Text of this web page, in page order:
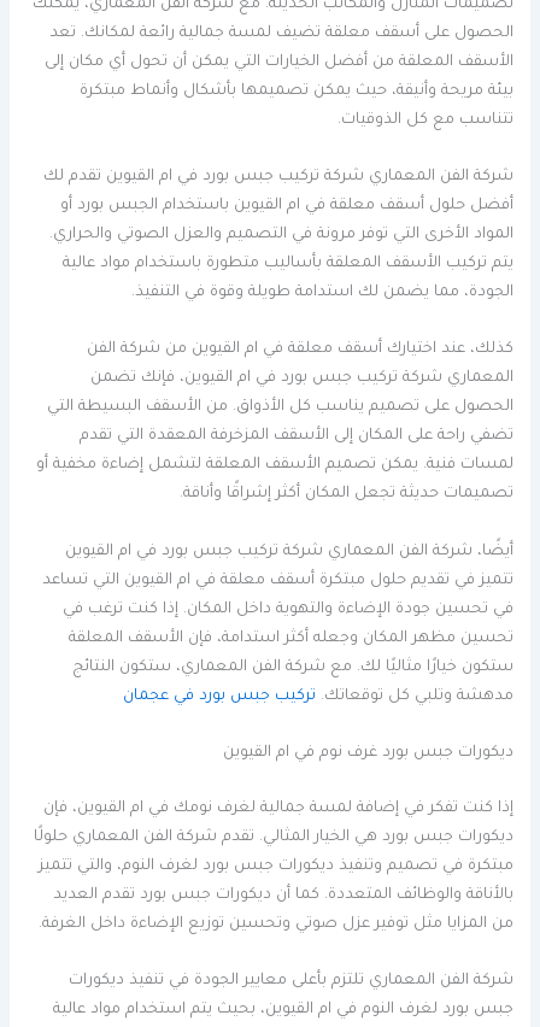
تصميمات المنازل والمكاتب الحديثة. مع شركة الفن المعماري، يمكنك
الحصول على أسقف معلقة تضيف لمسة جمالية رائعة لمكانك. تعد
الأسقف المعلقة من أفضل الخيارات التي يمكن أن تحول أي مكان إلى
بيئة مريحة وأنيقة، حيث يمكن تصميمها بأشكال وأنماط مبتكرة
تتناسب مع كل الذوقيات.
شركة الفن المعماري شركة تركيب جبس بورد في ام القيوين تقدم لك
أفضل حلول أسقف معلقة في ام القيوين باستخدام الجبس بورد أو
المواد الأخرى التي توفر مرونة في التصميم والعزل الصوتي والحراري.
يتم تركيب الأسقف المعلقة بأساليب متطورة باستخدام مواد عالية
الجودة، مما يضمن لك استدامة طويلة وقوة في التنفيذ.
كذلك، عند اختيارك أسقف معلقة في ام القيوين من شركة الفن
المعماري شركة تركيب جبس بورد في ام القيوين، فإنك تضمن
الحصول على تصميم يناسب كل الأذواق. من الأسقف البسيطة التي
تضفي راحة على المكان إلى الأسقف المزخرفة المعقدة التي تقدم
لمسات فنية. يمكن تصميم الأسقف المعلقة لتشمل إضاءة مخفية أو
تصميمات حديثة تجعل المكان أكثر إشراقًا وأناقة.
أيضًا، شركة الفن المعماري شركة تركيب جبس بورد في ام القيوين
تتميز في تقديم حلول مبتكرة أسقف معلقة في ام القيوين التي تساعد
في تحسين جودة الإضاءة والتهوية داخل المكان. إذا كنت ترغب في
تحسين مظهر المكان وجعله أكثر استدامة، فإن الأسقف المعلقة
ستكون خيارًا مثاليًا لك. مع شركة الفن المعماري، ستكون النتائج
مدهشة وتلبي كل توقعاتك. تركيب جبس بورد في عجمان
ديكورات جبس بورد غرف نوم في ام القيوين
إذا كنت تفكر في إضافة لمسة جمالية لغرف نومك في ام القيوين، فإن
ديكورات جبس بورد هي الخيار المثالي. تقدم شركة الفن المعماري حلولًا
مبتكرة في تصميم وتنفيذ ديكورات جبس بورد لغرف النوم، والتي تتميز
بالأناقة والوظائف المتعددة. كما أن ديكورات جبس بورد تقدم العديد
من المزايا مثل توفير عزل صوتي وتحسين توزيع الإضاءة داخل الغرفة.
شركة الفن المعماري تلتزم بأعلى معايير الجودة في تنفيذ ديكورات
جبس بورد لغرف النوم في ام القيوين، بحيث يتم استخدام مواد عالية